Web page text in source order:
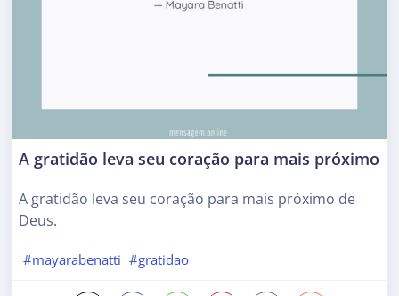
A gratidão leva seu coração para mais próximo
A gratidão leva seu coração para mais próximo de
Deus.
#mayarabenatti #gratidao